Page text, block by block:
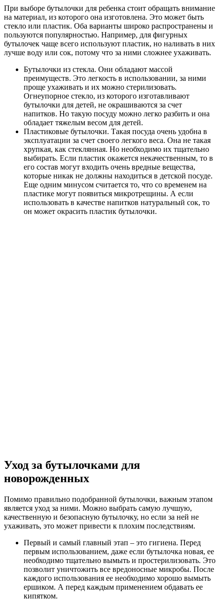
При выборе бутылочки для ребенка стоит обращать внимание
на материал, из которого она изготовлена. Это может быть
стекло или пластик. Оба варианты широко распространены и
пользуются популярностью. Например, для фигурных
бутылочек чаще всего используют пластик, но наливать в них
лучше воду или сок, потому что за ними сложнее ухаживать.
Бутылочки из стекла. Они обладают массой
преимуществ. Это легкость в использовании, за ними
проще ухаживать и их можно стерилизовать.
Огнеупорное стекло, из которого изготавливают
бутылочки для детей, не окрашиваются за счет
напитков. Но такую посуду можно легко разбить и она
обладает тяжелым весом для детей.
Пластиковые бутылочки. Такая посуда очень удобна в
эксплуатации за счет своего легкого веса. Она не такая
хрупкая, как стеклянная. Но необходимо их тщательно
выбирать. Если пластик окажется некачественным, то в
его состав могут входить очень вредные вещества,
которые никак не должны находиться в детской посуде.
Еще одним минусом считается то, что со временем на
пластике могут появиться микротрещины. А если
использовать в качестве напитков натуральный сок, то
он может окрасить пластик бутылочки.
Уход за бутылочками для
новорожденных
Помимо правильно подобранной бутылочки, важным этапом
является уход за ними. Можно выбрать самую лучшую,
качественную и безопасную бутылочку, но если за ней не
ухаживать, это может привести к плохим последствиям.
Первый и самый главный этап – это гигиена. Перед
первым использованием, даже если бутылочка новая, ее
необходимо тщательно вымыть и простерилизовать. Это
позволит уничтожить все вредоносные микробы. После
каждого использования ее необходимо хорошо вымыть
ершиком. А перед каждым применением обдавать ее
кипятком.